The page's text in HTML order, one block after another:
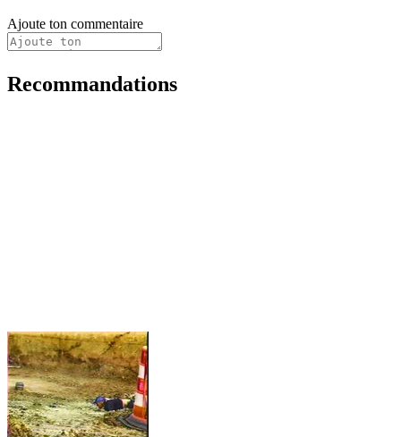
Ajoute ton commentaire
Recommandations